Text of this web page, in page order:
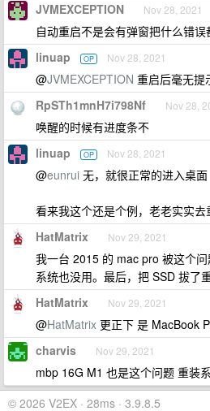
JVMEXCEPTION Nov 28, 2021
自动重启不是会有弹窗把什么错误
linuap OP Nov 28, 2021
@JVMEXCEPTION 重启后毫无提
RpSTh1mnH7i798Nf Nov 28,
唤醒的时候有进度条不
linuap OP Nov 28, 2021
@eunrui 无，就很正常的进入桌面
看来我这个还是个例，老老实实去
HatMatrix Nov 29, 2021
我一台 2015 的 mac pro 被这个
系统也没用。最后，把 SSD 拔了
HatMatrix Nov 29, 2021
@HatMatrix 更正下 是 MacBook
charvis Nov 29, 2021
mbp 16G M1 也是这个问题 重装
© 2026 V2EX · 28ms · 3.9.8.5